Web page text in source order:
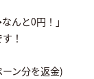
んと0円！」
！
ン分を返金)